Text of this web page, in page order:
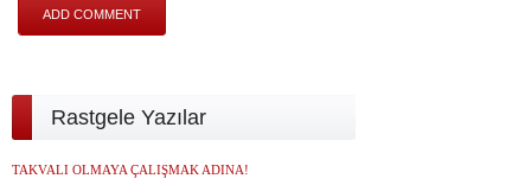
Rastgele Yazılar
TAKVALI OLMAYA ÇALIŞMAK ADINA!